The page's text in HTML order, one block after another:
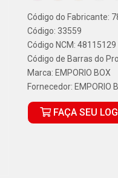
Código do Fabricante:
Código: 33559
Código NCM: 48115129
Código de Barras do
Marca: EMPORIO BOX
Fornecedor: EMPORIO
FAÇA SEU